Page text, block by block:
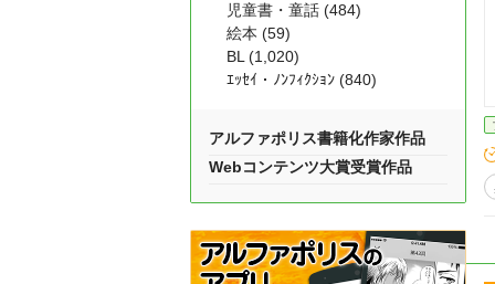
児童書・童話 (484)
絵本 (59)
BL (1,020)
ｴｯｾｲ・ﾉﾝﾌｨｸｼｮﾝ (840)
アルファポリス書籍化作家作品
Webコンテンツ大賞受賞作品